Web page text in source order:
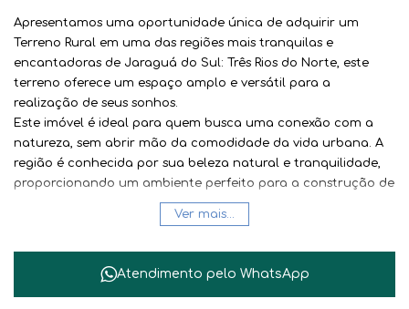
Apresentamos uma oportunidade única de adquirir um
Terreno Rural em uma das regiões mais tranquilas e
encantadoras de Jaraguá do Sul: Três Rios do Norte, este
terreno oferece um espaço amplo e versátil para a
realização de seus sonhos.
Este imóvel é ideal para quem busca uma conexão com a
natureza, sem abrir mão da comodidade da vida urbana. A
região é conhecida por sua beleza natural e tranquilidade,
proporcionando um ambiente perfeito para a construção de
uma residência ou para o desenvolvimento de projetos rurais.
Entre as características que tornam este terreno especial,
Localização estratégica em
por natureza exuberante.
Ver mais...
Atendimento pelo WhatsApp